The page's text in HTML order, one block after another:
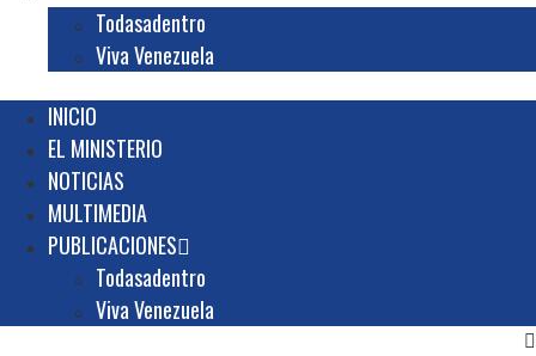
Todasadentro
Viva Venezuela
INICIO
EL MINISTERIO
NOTICIAS
MULTIMEDIA
PUBLICACIONES
Todasadentro
Viva Venezuela